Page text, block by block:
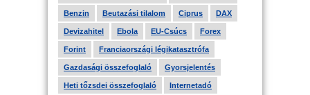
Benzin Beutazási tilalom Ciprus DAX
Devizahitel Ebola EU-Csúcs Forex
Forint Franciaországi légikatasztrófa
Gazdasági összefoglaló Gyorsjelentés
Heti tőzsdei összefoglaló Internetadó